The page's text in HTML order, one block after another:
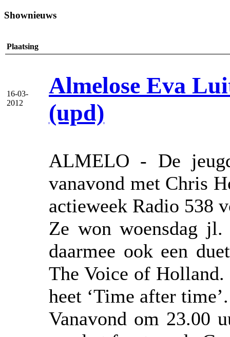
Shownieuws
Plaatsing
16-03-
2012
Almelose Eva
(upd)
ALMELO - De
vanavond met Chris
actieweek Radio 538
Ze won woensdag
daarmee ook een
The Voice of Holland.
heet ‘Time after time’.
Vanavond om 23.00